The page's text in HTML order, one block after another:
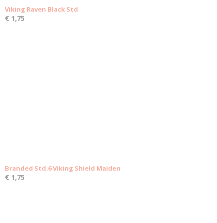
Viking Raven Black Std
€ 1,75
Branded Std.6 Viking Shield Maiden
€ 1,75